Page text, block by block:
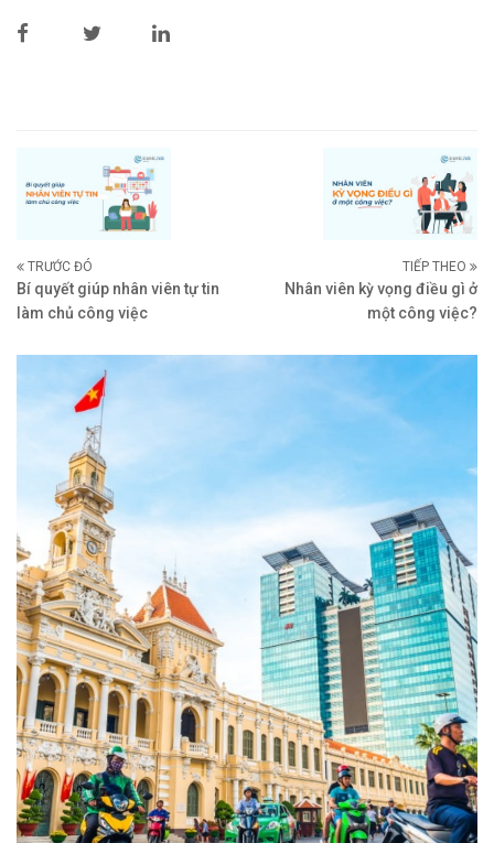
TRƯỚC ĐÓ
Bí quyết giúp nhân viên tự tin
làm chủ công việc
TIẾP THEO
Nhân viên kỳ vọng điều gì ở
một công việc?